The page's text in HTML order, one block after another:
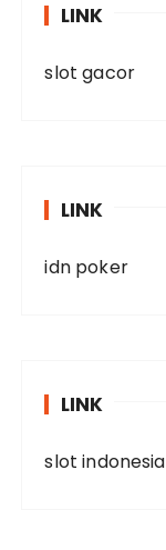
LINK
slot gacor
LINK
idn poker
LINK
slot indonesia